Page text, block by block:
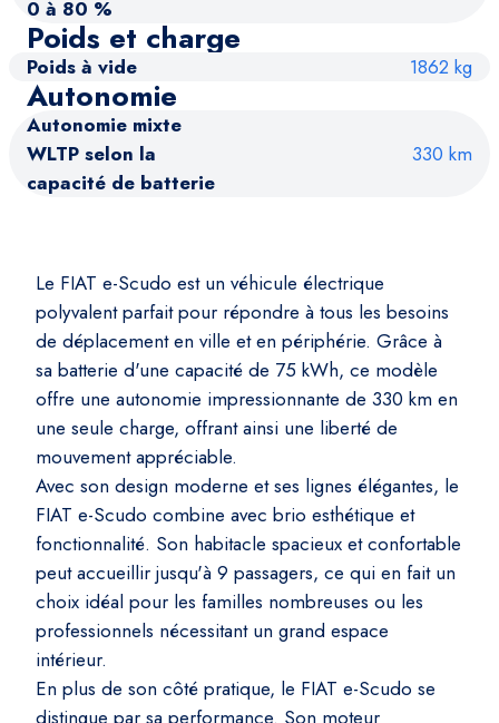
0 à 80 %
Poids et charge
Poids à vide 1862 kg
Autonomie
Autonomie mixte
WLTP selon la
capacité de batterie
330 km
Le FIAT e-Scudo est un véhicule électrique
polyvalent parfait pour répondre à tous les besoins
de déplacement en ville et en périphérie. Grâce à
sa batterie d'une capacité de 75 kWh, ce modèle
offre une autonomie impressionnante de 330 km en
une seule charge, offrant ainsi une liberté de
mouvement appréciable.
Avec son design moderne et ses lignes élégantes, le
FIAT e-Scudo combine avec brio esthétique et
fonctionnalité. Son habitacle spacieux et confortable
peut accueillir jusqu'à 9 passagers, ce qui en fait un
choix idéal pour les familles nombreuses ou les
professionnels nécessitant un grand espace
intérieur.
En plus de son côté pratique, le FIAT e-Scudo se
distingue par sa performance. Son moteur